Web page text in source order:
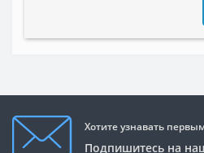
Хотите узнавать
Подпишитесь на